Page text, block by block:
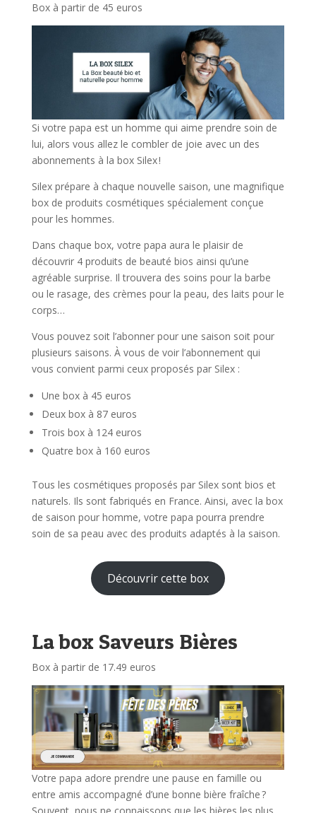
Box à partir de 45 euros
Si votre papa est un homme qui aime prendre soin de
lui, alors vous allez le combler de joie avec un des
abonnements à la box Silex !
Silex prépare à chaque nouvelle saison, une magnifique
box de produits cosmétiques spécialement conçue
pour les hommes.
Dans chaque box, votre papa aura le plaisir de
découvrir 4 produits de beauté bios ainsi qu’une
agréable surprise. Il trouvera des soins pour la barbe
ou le rasage, des crèmes pour la peau, des laits pour le
corps…
Vous pouvez soit l’abonner pour une saison soit pour
plusieurs saisons. À vous de voir l’abonnement qui
vous convient parmi ceux proposés par Silex :
Une box à 45 euros
Deux box à 87 euros
Trois box à 124 euros
Quatre box à 160 euros
Tous les cosmétiques proposés par Silex sont bios et
naturels. Ils sont fabriqués en France. Ainsi, avec la box
de saison pour homme, votre papa pourra prendre
soin de sa peau avec des produits adaptés à la saison.
Découvrir cette box
La box Saveurs Bières
Box à partir de 17.49 euros
Votre papa adore prendre une pause en famille ou
entre amis accompagné d’une bonne bière fraîche ?
Souvent, nous ne connaissons que les bières les plus